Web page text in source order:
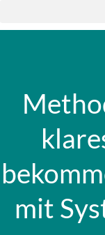
mit